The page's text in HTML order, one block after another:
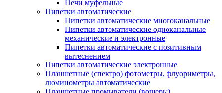
Печи муфельные
Пипетки автоматические
Пипетки автоматические многоканальные
Пипетки автоматические одноканальные
механические и электронные
Пипетки автоматические с позитивным
вытеснением
Пипетки автоматические электронные
Планшетные (спектро) фотометры, флуориметры,
люминометры автоматические
Планшетные промыватели (вошеры)